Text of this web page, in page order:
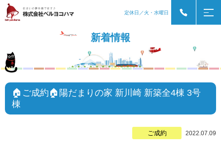
定休日／火・水曜日
新着情報
🏠ご成約🏠陽だまりの家 新川崎 新築全4棟 3号
棟
ご成約 2022.07.09